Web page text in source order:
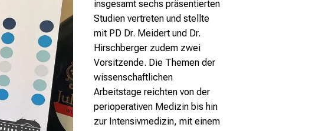
insgesamt sechs präsentierten
Studien vertreten und stellte
mit PD Dr. Meidert und Dr.
Hirschberger zudem zwei
Vorsitzende. Die Themen der
wissenschaftlichen
Arbeitstage reichten von der
perioperativen Medizin bis hin
zur Intensivmedizin, mit einem